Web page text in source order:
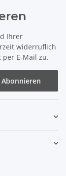
Ihrer
widerruflich
E-Mail zu.
Abonnieren